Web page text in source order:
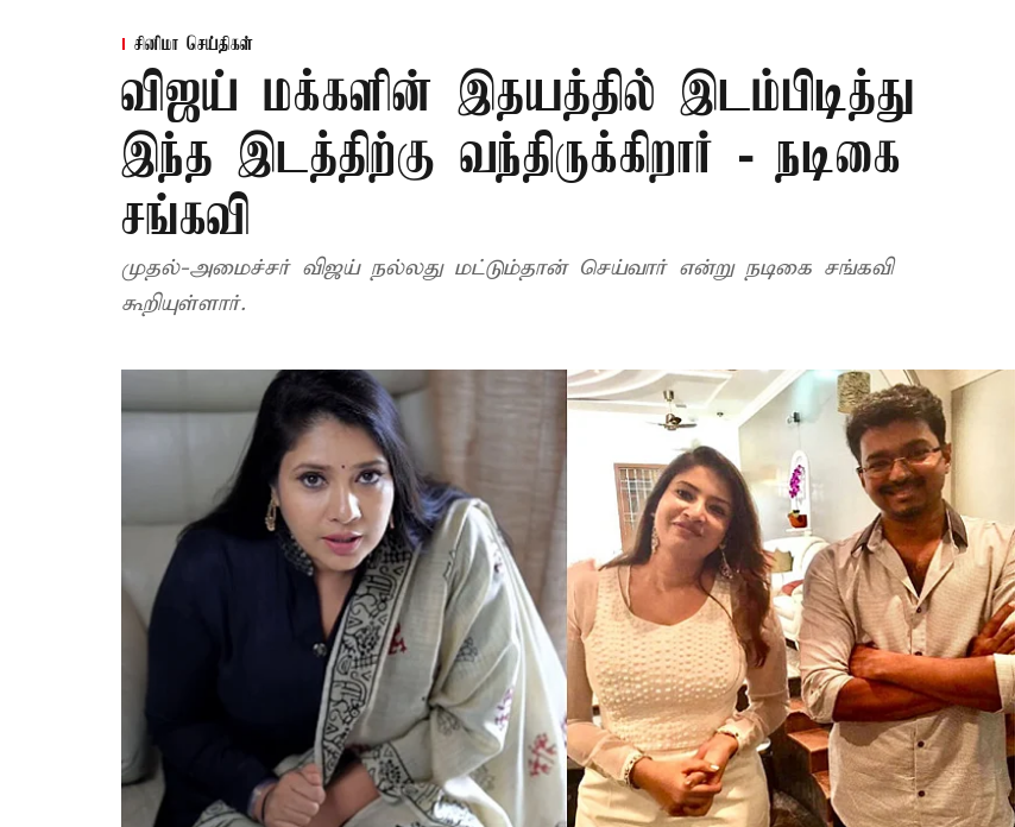
சினிமா செய்திகள்
விஜய் மக்களின் இதயத்தில் இடம்பிடித்து
இந்த இடத்திற்கு வந்திருக்கிறார் - நடிகை
சங்கவி
முதல்-அமைச்சர் விஜய் நல்லது மட்டும்தான் செய்வார் என்று நடிகை சங்கவி
கூறியுள்ளார்.